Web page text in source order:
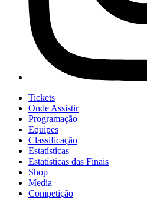
Tickets
Onde Assistir
Programação
Equipes
Classificação
Estatísticas
Estatísticas das Finais
Shop
Media
Competição